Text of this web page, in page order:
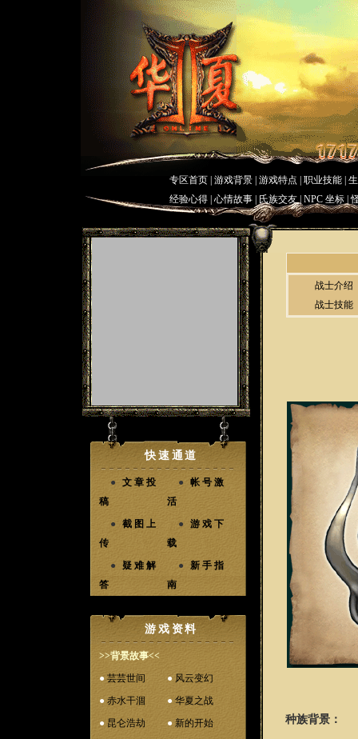
专区首页 |游戏背景 |游戏特点 |职业技能 |
经验心得 | 心情故事 | 氏族交友|NPC 坐标 |
快速通道
●
文章投
稿
●
帐号激
活
●
截图上
传
●
游戏下
载
●
疑难解
答
●
新手指
南
游戏资料
>>背景故事<<
● 芸芸世间 ● 风云变幻
● 赤水干涸 ● 华夏之战
● 昆仑浩劫 ● 新的开始
战士介绍
战士技能
种族背景：